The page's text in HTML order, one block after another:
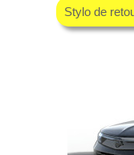
Stylo de